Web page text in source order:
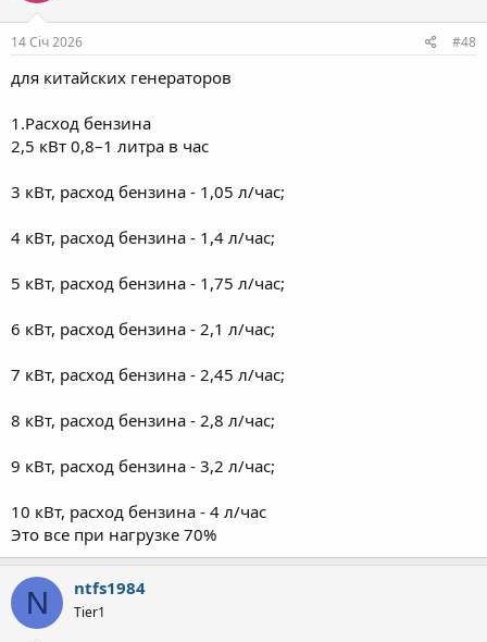
14 Січ 2026 #48
для китайских генераторов
1.Расход бензина
2,5 кВт 0,8–1 литра в час
3 кВт, расход бензина - 1,05 л/час;
4 кВт, расход бензина - 1,4 л/час;
5 кВт, расход бензина - 1,75 л/час;
6 кВт, расход бензина - 2,1 л/час;
7 кВт, расход бензина - 2,45 л/час;
8 кВт, расход бензина - 2,8 л/час;
9 кВт, расход бензина - 3,2 л/час;
10 кВт, расход бензина - 4 л/час
Это все при нагрузке 70%
N ntfs1984
Tier1